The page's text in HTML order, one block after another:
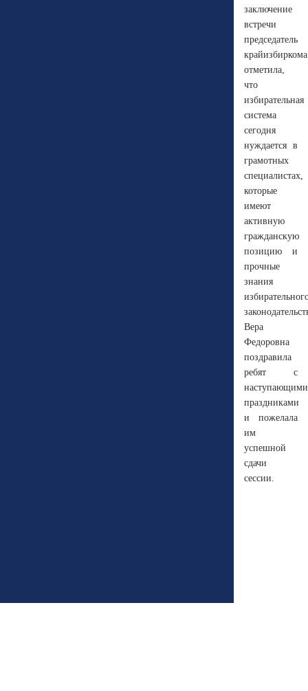
заключение
встречи
председатель
крайизбиркома
отметила,
что
избирательная
система
сегодня
нуждается в
грамотных
специалистах,
которые
имеют
активную
гражданскую
позицию и
прочные
знания
Вера
Федоровна
поздравила
ребят с
наступающими
праздниками
и пожелала
им
успешной
сдачи
сессии.